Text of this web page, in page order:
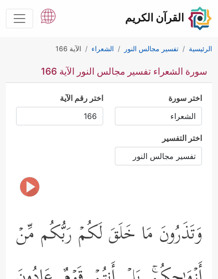
القرآن الكريم
الرئيسية تفسير مجالس النور الشعراء الآية 166
سورة الشعراء تفسير مجالس النور الآية 166
اختر سورة اختر رقم الآية
اختر التفسير
وَتَذَرُونَ مَا خَلَقَ لَكُمۡ رَبُّكُم مِّنۡ